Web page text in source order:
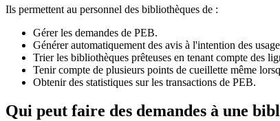
Ils permettent au personnel des bibliothèques de :
Gérer les demandes de PEB.
Générer automatiquement des avis à l'intention des
Trier les bibliothèques prêteuses en tenant compte des
Tenir compte de plusieurs points de cueillette même
Obtenir des statistiques sur les transactions de PEB.
Qui peut faire des demandes à une